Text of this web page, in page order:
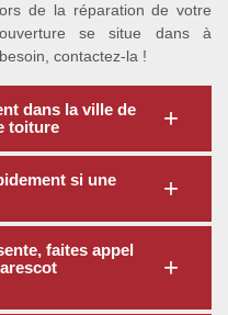
de la réparation de votre
se situe dans à
contactez-la !
dans la ville de
toiture
si une
faites appel